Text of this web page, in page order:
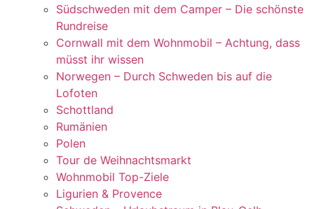
Südschweden mit dem Camper – Die schönste
Rundreise
Cornwall mit dem Wohnmobil – Achtung, dass
müsst ihr wissen
Norwegen – Durch Schweden bis auf die
Lofoten
Schottland
Rumänien
Polen
Tour de Weihnachtsmarkt
Wohnmobil Top-Ziele
Ligurien & Provence